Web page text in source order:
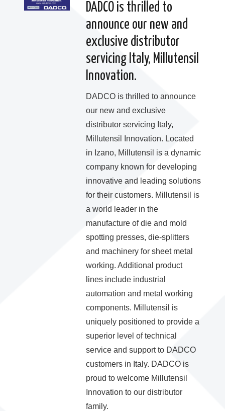
DADCO is thrilled to
announce our new and
exclusive distributor
servicing Italy, Millutensil
Innovation.
DADCO is thrilled to announce
our new and exclusive
distributor servicing Italy,
Millutensil Innovation. Located
in Izano, Millutensil is a dynamic
company known for developing
innovative and leading solutions
for their customers. Millutensil is
a world leader in the
manufacture of die and mold
spotting presses, die-splitters
and machinery for sheet metal
working. Additional product
lines include industrial
automation and metal working
components. Millutensil is
uniquely positioned to provide a
superior level of technical
service and support to DADCO
customers in Italy. DADCO is
proud to welcome Millutensil
Innovation to our distributor
family.